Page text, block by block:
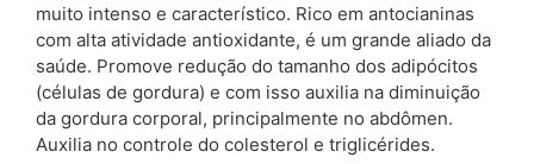
muito intenso e característico. Rico em antocianinas
com alta atividade antioxidante, é um grande aliado da
saúde. Promove redução do tamanho dos adipócitos
(células de gordura) e com isso auxilia na diminuição
da gordura corporal, principalmente no abdômen.
Auxilia no controle do colesterol e triglicérides.